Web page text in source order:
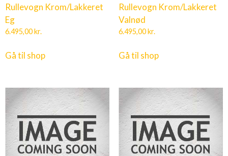
Rullevogn Krom/Lakkeret
Eg
6.495,00kr.
Gå til shop
Rullevogn Krom/Lakkeret
Valnød
6.495,00kr.
Gå til shop